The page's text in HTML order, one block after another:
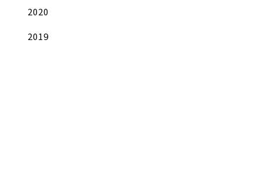
2020
2019